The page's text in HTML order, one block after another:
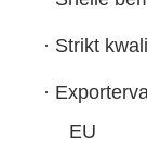
· Strikt
·
EU